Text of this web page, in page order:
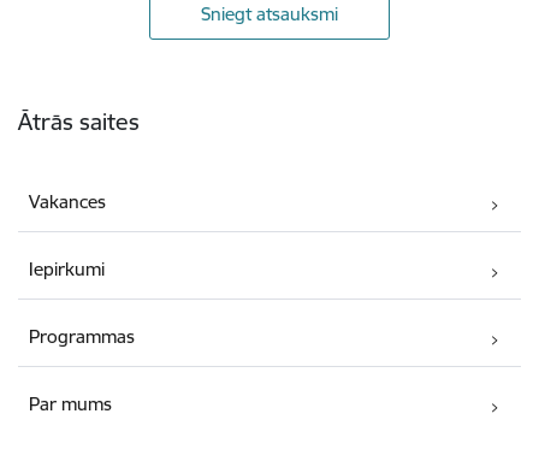
Sniegt atsauksmi
Ātrās saites
Vakances
Iepirkumi
Programmas
Par mums